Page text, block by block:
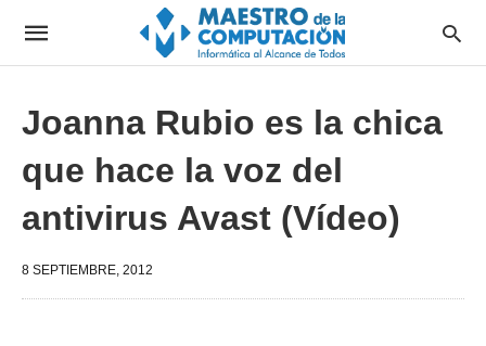
Joanna Rubio es la chica
que hace la voz del
antivirus Avast (Vídeo)
8 SEPTIEMBRE, 2012